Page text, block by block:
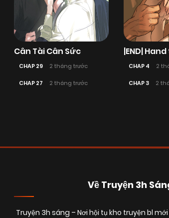
Cân Tài Cân Sức
CHAP 29 2 tháng trước
CHAP 27 2 tháng trước
|END|
CHAP 4 2
CHAP 3 2
Về Truyện 3h
Truyện 3h sáng – Nơi hội tụ kho truyện bl